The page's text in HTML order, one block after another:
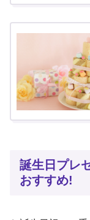
誕生日プレ
おすすめ!